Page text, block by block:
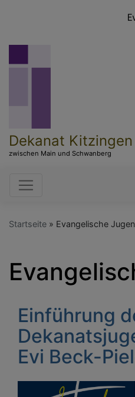
Dekanat Kitzingen
zwischen Main und Schwanberg
Startseite Evangelische
Einführung
Evi Beck-